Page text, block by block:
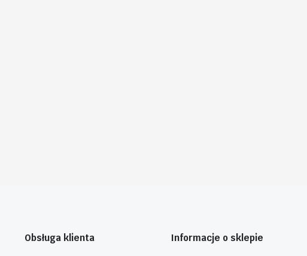
Obsługa klienta Informacje o sklepie